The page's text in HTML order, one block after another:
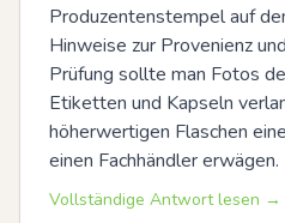
Produzentenstempel auf
Hinweise zur Provenienz
Prüfung sollte man Fotos
Etiketten und Kapseln
höherwertigen Flaschen
einen Fachhändler erwägen.
Vollständige Antwort lesen →